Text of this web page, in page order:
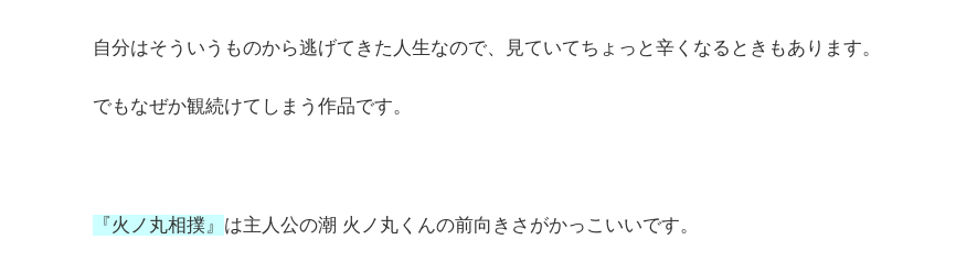
自分はそういうものから逃げてきた人生なので、見ていてちょっと辛くなるときもあります。
でもなぜか観続けてしまう作品です。
『火ノ丸相撲』 は主人公の潮 火ノ丸くんの前向きさがかっこいいです。